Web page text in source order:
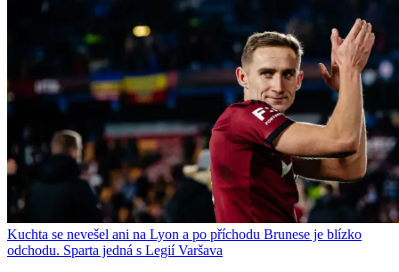
Kuchta se nevešel ani na Lyon a po příchodu Brunese je blízko
odchodu. Sparta jedná s Legií Varšava